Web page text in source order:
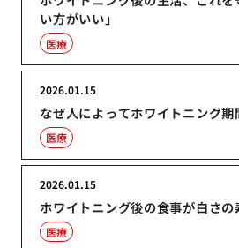
い方がいい」
医療
なぜ人によってホワイトニング
2026.01.15
医療
ホワイトニング後の食事が白さの
2026.01.15
医療